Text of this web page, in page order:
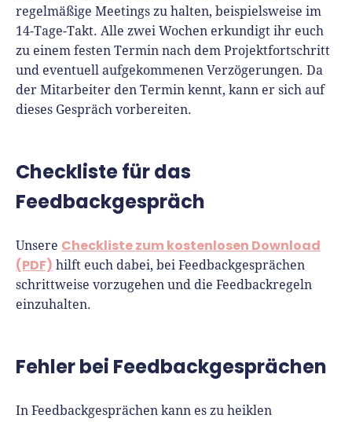
regelmäßige Meetings zu halten, beispielsweise im
14-Tage-Takt. Alle zwei Wochen erkundigt ihr euch
zu einem festen Termin nach dem Projektfortschritt
und eventuell aufgekommenen Verzögerungen. Da
der Mitarbeiter den Termin kennt, kann er sich auf
dieses Gespräch vorbereiten.
Checkliste für das
Feedbackgespräch
Unsere Checkliste zum kostenlosen Download
(PDF) hilft euch dabei, bei Feedbackgesprächen
schrittweise vorzugehen und die Feedbackregeln
einzuhalten.
Fehler bei Feedbackgesprächen
In Feedbackgesprächen kann es zu heiklen